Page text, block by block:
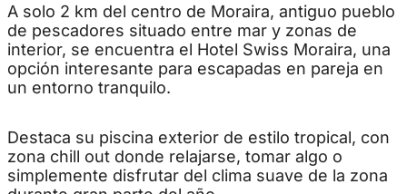
A solo 2 km del centro de Moraira, antiguo pueblo
de pescadores situado entre mar y zonas de
interior, se encuentra el Hotel Swiss Moraira, una
opción interesante para escapadas en pareja en
un entorno tranquilo.
Destaca su piscina exterior de estilo tropical, con
zona chill out donde relajarse, tomar algo o
simplemente disfrutar del clima suave de la zona